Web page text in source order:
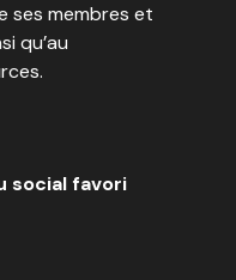
ses membres et
qu’au
social favori